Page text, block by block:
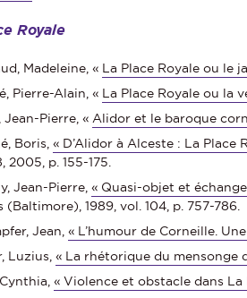
Royale
Madeleine, « La Place Royale ou le
Pierre-Alain, « La Place Royale ou la
Jean-Pierre, « Alidor et le baroque
Boris,« D’Alidor à Alceste : La Place
2005, p. 155-175.
Jean-Pierre,« Quasi-objet et
(Baltimore), 1989, vol. 104, p. 757-786.
Jean,« L’humour de Corneille.
Luzius,« La rhétorique du mensonge
« Violence et obstacle dans La